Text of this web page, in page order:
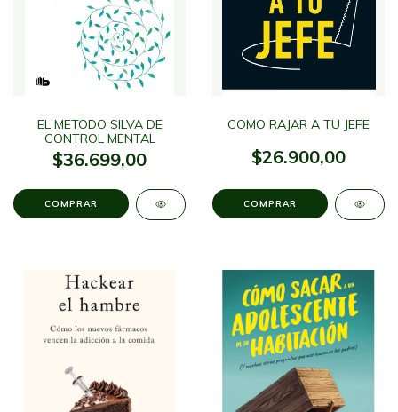
EL METODO SILVA DE
CONTROL MENTAL
$36.699,00
COMO RAJAR A TU JEFE
$26.900,00